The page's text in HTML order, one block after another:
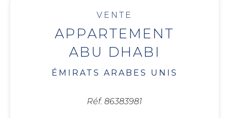
VENTE
APPARTEMENT
ABU DHABI
ÉMIRATS ARABES UNIS
Réf. 86383981